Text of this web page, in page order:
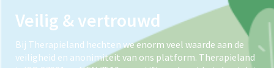
Veilig & vertrouwd
Bij Therapieland hechten we enorm veel waarde aan de
veiligheid en anonimiteit van ons platform. Therapieland